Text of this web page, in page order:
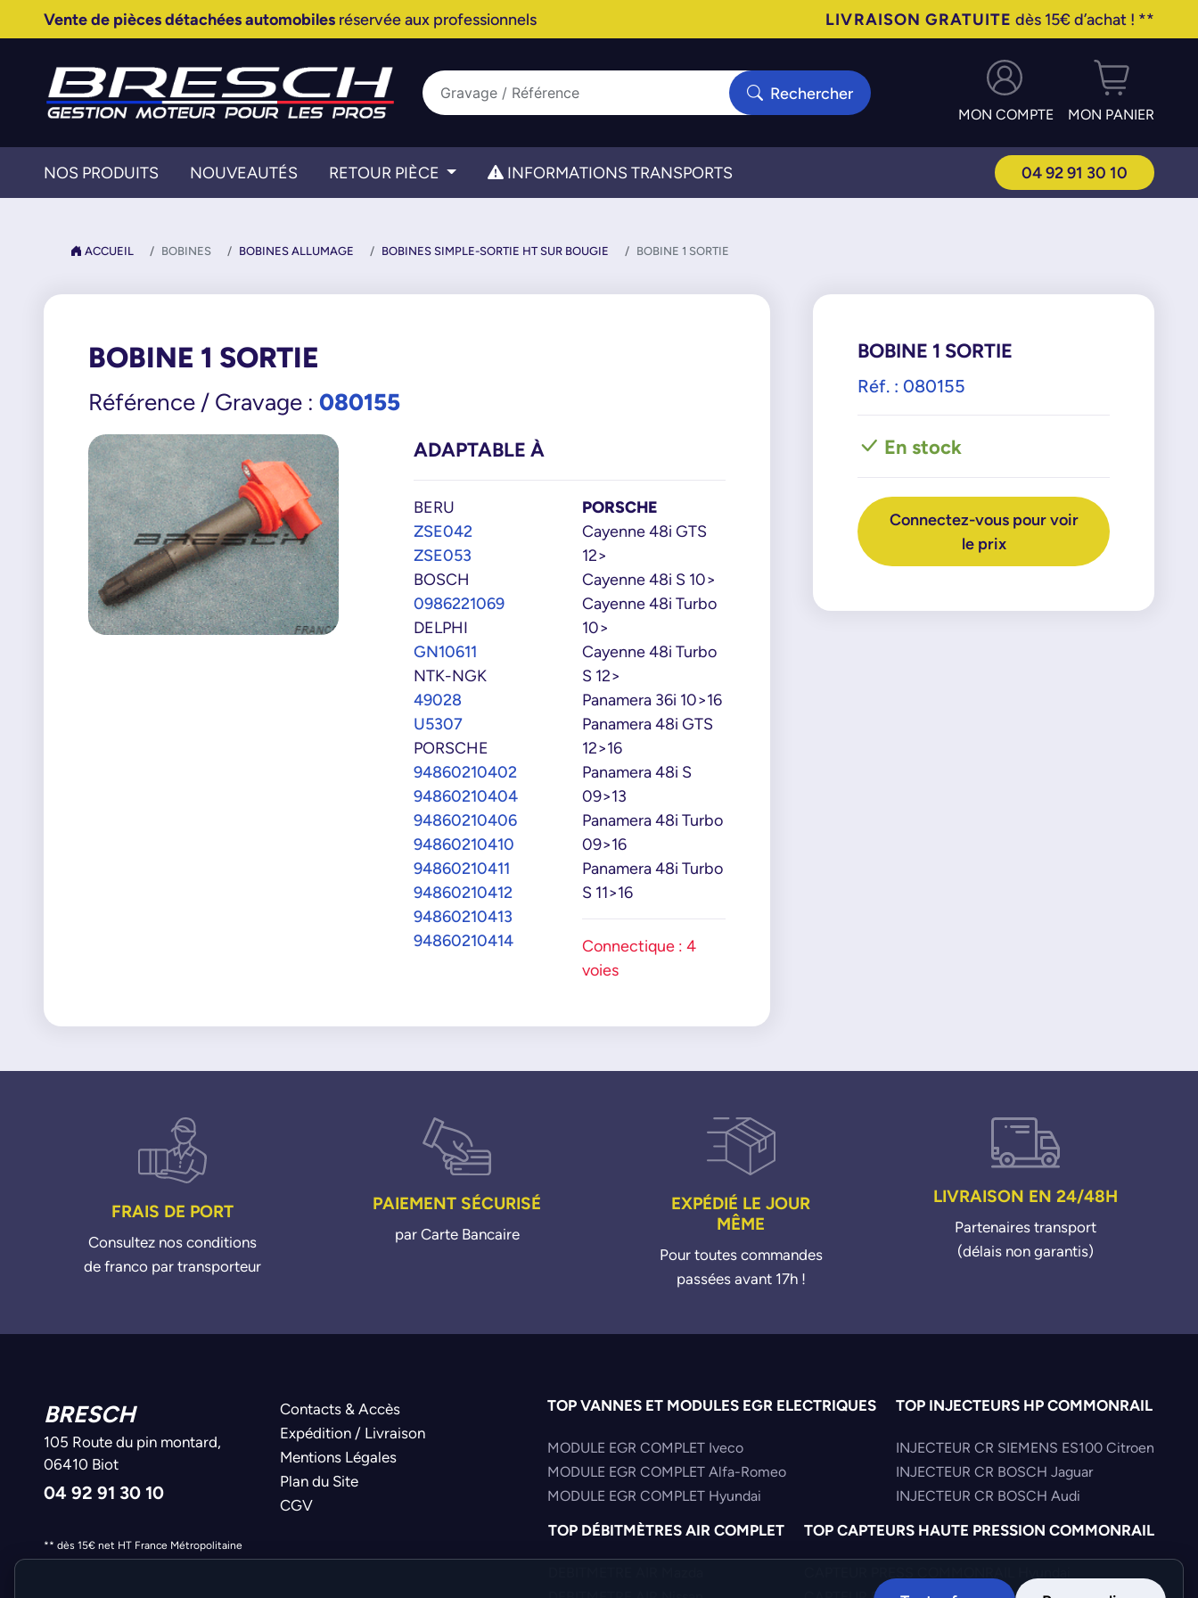
Vente de pièces détachées automobilesréservée aux professionnels LIVRAISON GRATUITE dès 15€ d’achat ! **
Rechercher
MON COMPTE MON PANIER
NOS PRODUITS NOUVEAUTÉS RETOUR PIÈCE INFORMATIONS TRANSPORTS 04 92 91 30 10
ACCUEIL BOBINES BOBINES ALLUMAGE BOBINES SIMPLE-SORTIE HT SUR BOUGIE BOBINE 1 SORTIE
BOBINE 1 SORTIE
Référence / Gravage : 080155
ADAPTABLE À
BERU
ZSE042
ZSE053
BOSCH
0986221069
DELPHI
GN10611
NTK-NGK
49028
U5307
PORSCHE
94860210402
94860210404
94860210406
94860210410
94860210411
94860210412
94860210413
94860210414
PORSCHE
Cayenne 48i GTS
12>
Cayenne 48i S 10>
Cayenne 48i Turbo
10>
Cayenne 48i Turbo
S 12>
Panamera 36i 10>16
Panamera 48i GTS
12>16
Panamera 48i S
09>13
Panamera 48i Turbo
09>16
Panamera 48i Turbo
S 11>16
Connectique : 4
voies
BOBINE 1 SORTIE
Réf. : 080155
En stock
Connectez-vous pour voir
le prix
FRAIS DE PORT
Consultez nos conditions
de franco par transporteur
PAIEMENT SÉCURISÉ
par Carte Bancaire
EXPÉDIÉ LE JOUR
MÊME
Pour toutes commandes
passées avant 17h !
LIVRAISON EN 24/48H
Partenaires transport
(délais non garantis)
BRESCH
105 Route du pin montard,
06410 Biot
04 92 91 30 10
Contacts & Accès
Expédition / Livraison
Mentions Légales
Plan du Site
CGV
** dès 15€ net HT France Métropolitaine
TOP VANNES ET MODULES EGR ELECTRIQUES
MODULE EGR COMPLET Iveco
MODULE EGR COMPLET Alfa-Romeo
MODULE EGR COMPLET Hyundai
TOP INJECTEURS HP COMMONRAIL
INJECTEUR CR SIEMENS ES100 Citroen
INJECTEUR CR BOSCH Jaguar
INJECTEUR CR BOSCH Audi
TOP DÉBITMÈTRES AIR COMPLET TOP CAPTEURS HAUTE PRESSION COMMONRAIL